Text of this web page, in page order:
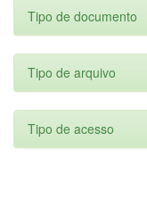
Tipo de documento
Tipo de arquivo
Tipo de acesso